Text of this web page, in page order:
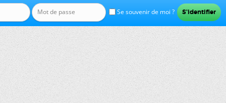
Se souvenir de moi ?